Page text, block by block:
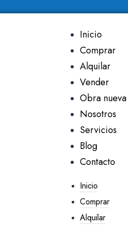
Inicio
Comprar
Alquilar
Vender
Obra nueva
Nosotros
Servicios
Blog
Contacto
Inicio
Comprar
Alquilar